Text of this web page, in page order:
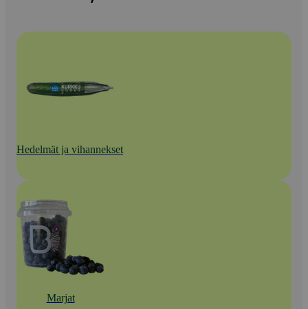
Hedelmät ja vihannekset
Marjat